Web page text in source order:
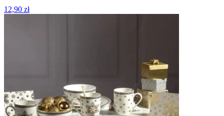
12,90 zł